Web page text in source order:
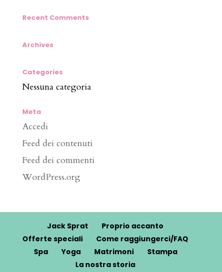
Recent Comments
Archives
Categories
Nessuna categoria
Meta
Accedi
Feed dei contenuti
Feed dei commenti
WordPress.org
Jack Sprat
Proprio accanto
Offerte speciali
Come raggiungerci/FAQ
Spa
Yoga Matrimoni
Stampa
La nostra storia